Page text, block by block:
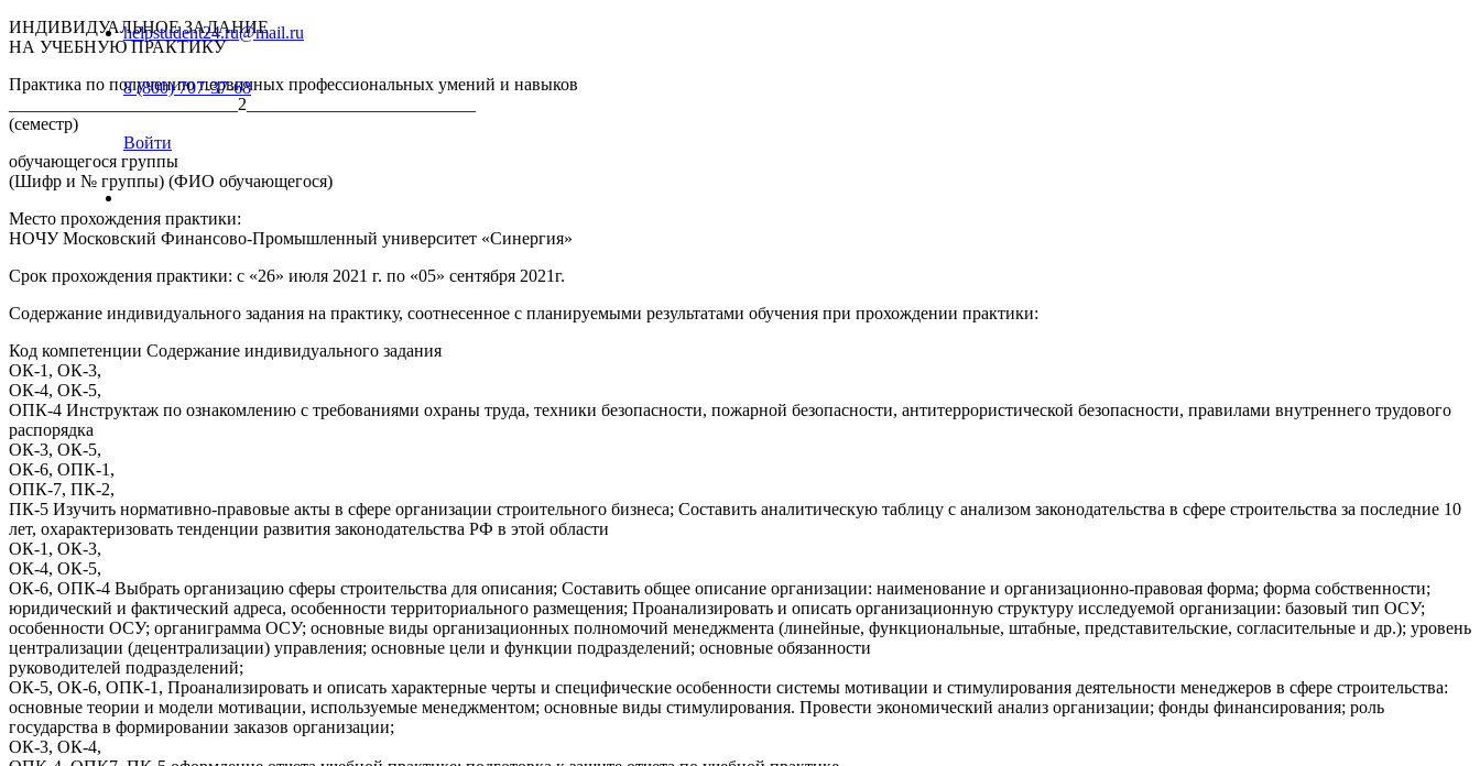
helpstudent24.ru@mail.ru
8 (800) 707-37-68
Войти
ИНДИВИДУАЛЬНОЕ ЗАДАНИЕ
НА УЧЕБНУЮ ПРАКТИКУ
Практика по получению первичных профессиональных умений и навыков
__________________________2__________________________
(семестр)
обучающегося группы
(Шифр и № группы) (ФИО обучающегося)
Место прохождения практики:
НОЧУ Московский Финансово-Промышленный университет «Синергия»
Срок прохождения практики: с «26» июля 2021 г. по «05» сентября 2021г.
Содержание индивидуального задания на практику, соотнесенное с планируемыми результатами обучения при прохождении практики:
Код компетенции Содержание индивидуального задания
ОК-1, ОК-3,
ОК-4, ОК-5,
ОПК-4 Инструктаж по ознакомлению с требованиями охраны труда, техники безопасности, пожарной безопасности, антитеррористической безопасности, правилами внутреннего трудового
распорядка
ОК-3, ОК-5,
ОК-6, ОПК-1,
ОПК-7, ПК-2,
ПК-5 Изучить нормативно-правовые акты в сфере организации строительного бизнеса; Составить аналитическую таблицу с анализом законодательства в сфере строительства за последние 10
лет, охарактеризовать тенденции развития законодательства РФ в этой области
ОК-1, ОК-3,
ОК-4, ОК-5,
ОК-6, ОПК-4 Выбрать организацию сферы строительства для описания; Составить общее описание организации: наименование и организационно-правовая форма; форма собственности;
юридический и фактический адреса, особенности территориального размещения; Проанализировать и описать организационную структуру исследуемой организации: базовый тип ОСУ;
особенности ОСУ; органиграмма ОСУ; основные виды организационных полномочий менеджмента (линейные, функциональные, штабные, представительские, согласительные и др.); уровень
централизации (децентрализации) управления; основные цели и функции подразделений; основные обязанности
руководителей подразделений;
ОК-5, ОК-6, ОПК-1, Проанализировать и описать характерные черты и специфические особенности системы мотивации и стимулирования деятельности менеджеров в сфере строительства:
основные теории и модели мотивации, используемые менеджментом; основные виды стимулирования. Провести экономический анализ организации; фонды финансирования; роль
государства в формировании заказов организации;
ОК-3, ОК-4,